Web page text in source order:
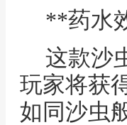
**药水
这款沙
玩家将获
如同沙虫